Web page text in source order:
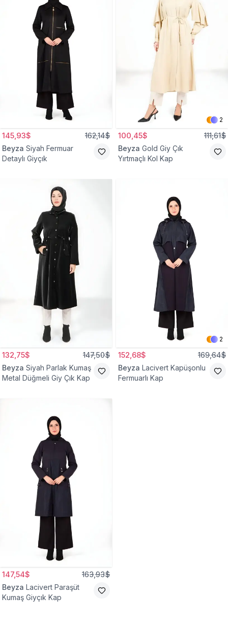
145,93$ 162,14$
Beyza Siyah Fermuar
Detaylı Giyçık
2
100,45$ 111,61$
Beyza Gold Giy Çık
Yırtmaçlı Kol Kap
132,75$ 147,50$
Beyza Siyah Parlak Kumaş
Metal Düğmeli Giy Çık Kap
2
152,68$ 169,64$
Beyza Lacivert Kapüşonlu
Fermuarlı Kap
147,54$ 163,93$
Beyza Lacivert Paraşüt
Kumaş Giyçık Kap